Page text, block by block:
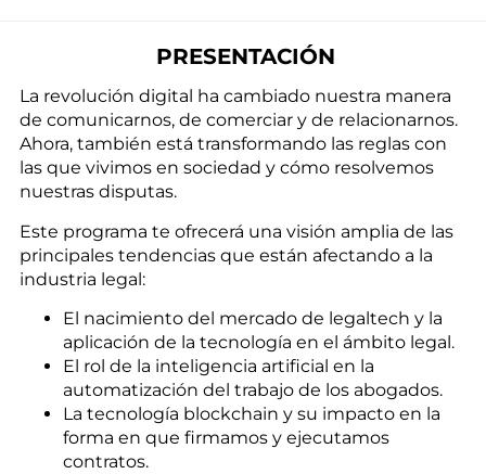
PRESENTACIÓN
La revolución digital ha cambiado nuestra manera
de comunicarnos, de comerciar y de relacionarnos.
Ahora, también está transformando las reglas con
las que vivimos en sociedad y cómo resolvemos
nuestras disputas.
Este programa te ofrecerá una visión amplia de las
principales tendencias que están afectando a la
industria legal:
El nacimiento del mercado de legaltech y la
aplicación de la tecnología en el ámbito legal.
El rol de la inteligencia artificial en la
automatización del trabajo de los abogados.
La tecnología blockchain y su impacto en la
forma en que firmamos y ejecutamos
contratos.